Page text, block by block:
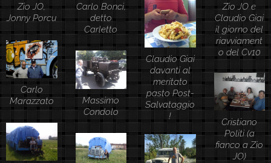
Zio JO,
Jonny Porcu
Carlo Bonci,
detto
Carletto
Claudio Giai
davanti al
meritato
pasto Post-
Salvataggio
!
Zio JO e
Claudio Giai
il giorno del
riavviament
o del Cv10
Carlo
Marazzato
Massimo
Condolo
Cristiano
Politi (a
fianco a Zio
JO)